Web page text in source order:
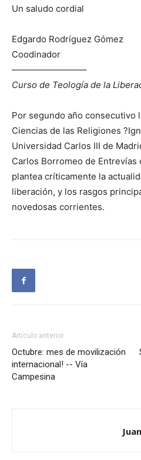
Un saludo cordial
Edgardo Rodríguez Gómez
Coodinador
————————–
Curso de Teología de la
Por segundo año consecutivo
Ciencias de las Religiones
Universidad Carlos III de
Carlos Borromeo de
plantea críticamente la
liberación, y los rasgos
novedosas corrientes.
Artículo anterior
Octubre: mes de movilización
internacional! -- Vía
Campesina
Juan